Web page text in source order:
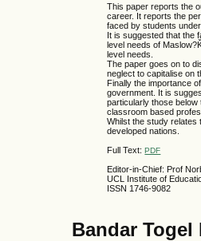
This paper reports the
career. It reports the
faced by students
It is suggested that the
level needs of
level needs.
The paper goes on to
neglect to capitalise on
Finally the importance
government. It is
particularly those
classroom based
Whilst the study relates
developed nations.
Full Text:PDF
Editor-in-Chief: Prof
UCL Institute of
ISSN 1746-9082
Bandar Togel